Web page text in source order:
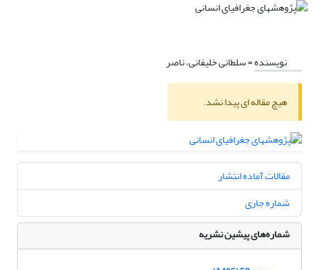
نویسنده =سلطانی خلیفانی، ناصر
هیچ مقاله ای پیدا نشد.
مقالات آماده انتشار
شماره جاری
شماره‌های پیشین نشریه